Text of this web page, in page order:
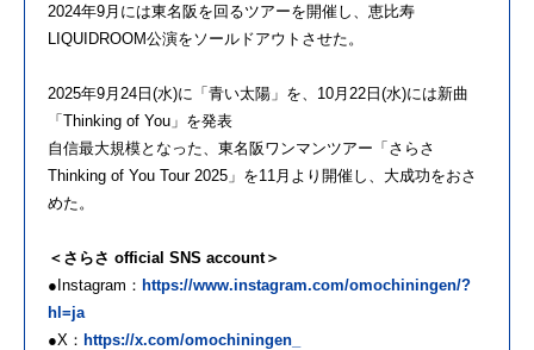
2024年9月には東名阪を回るツアーを開催し、恵比寿
LIQUIDROOM公演をソールドアウトさせた。
2025年9月24日(水)に「青い太陽」を、10月22日(水)には新曲
「Thinking of You」を発表
自信最大規模となった、東名阪ワンマンツアー「さらさ
Thinking of You Tour 2025」を11月より開催し、大成功をおさ
めた。
＜さらさ official SNS account＞
●Instagram： https://www.instagram.com/omochiningen/?
hl=ja
●X： https://x.com/omochiningen_